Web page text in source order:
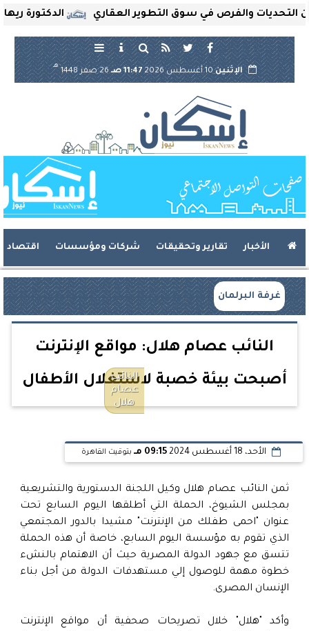
الدكتورة ريهام والفرص في سوق التطوير العقاري
الإثنين10 أغسطس 2026 11:47 صـ 26 صفر 1448
هـ
الأخبار تقارير وتحقيقات شركات ومؤسسات اقتصاد
غرفة البرلمان
النائب عصام هلال: مواقع الإنترنت
أصبحت بيئة خصبة لاستغلال الأطفال
النائب
عصام
هلال
الأحد، 18 أغسطس 2024 09:15 مـ بتوقيت القاهرة
ثمن النائب عصام هلال وكيل اللجنة الدستورية والتشريعية
بمجلس الشيوخ، الحملة التي أطلقها اليوم السابع تحت
عنوان "احمى طفلك من الإنترنت" مشيدا بالدور المجتمعي
الذي تقوم به مؤسسة اليوم السابع، خاصة أن هذه الحملة
تتسق مع جهود الدولة المصرية حيث أن الاهتمام بالنشء
خطوة مهمة للوصول إلي مستهدفات الدولة من أجل بناء
الإنسان المصرى.
وأكد "هلال" خلال تصريحات صحفية أن مواقع الإنترنت